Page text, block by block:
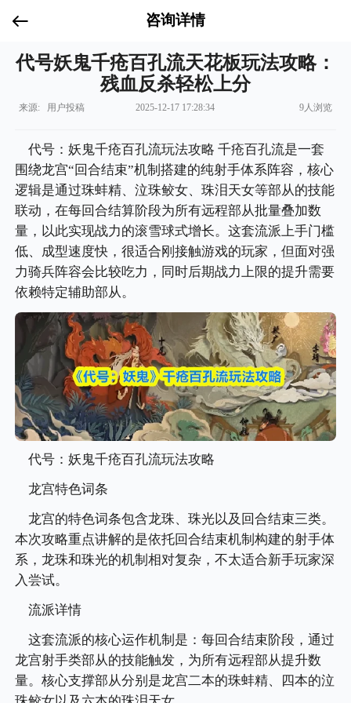
咨询详情
代号妖鬼千疮百孔流天花板玩法攻略：
残血反杀轻松上分
来源: 用户投稿 2025-12-17 17:28:34 9人浏览
代号：妖鬼千疮百孔流玩法攻略 千疮百孔流是一套
围绕龙宫“回合结束”机制搭建的纯射手体系阵容，核心
逻辑是通过珠蚌精、泣珠鲛女、珠泪天女等部从的技能
联动，在每回合结算阶段为所有远程部从批量叠加数
量，以此实现战力的滚雪球式增长。这套流派上手门槛
低、成型速度快，很适合刚接触游戏的玩家，但面对强
力骑兵阵容会比较吃力，同时后期战力上限的提升需要
依赖特定辅助部从。
代号：妖鬼千疮百孔流玩法攻略
龙宫特色词条
龙宫的特色词条包含龙珠、珠光以及回合结束三类。
本次攻略重点讲解的是依托回合结束机制构建的射手体
系，龙珠和珠光的机制相对复杂，不太适合新手玩家深
入尝试。
流派详情
这套流派的核心运作机制是：每回合结束阶段，通过
龙宫射手类部从的技能触发，为所有远程部从提升数
量。核心支撑部从分别是龙宫二本的珠蚌精、四本的泣